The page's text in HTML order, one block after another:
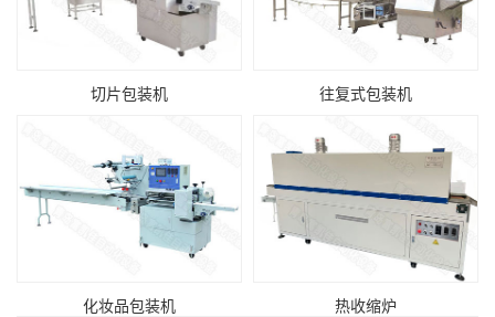
切片包装机 往复式包装机
化妆品包装机
热收缩炉